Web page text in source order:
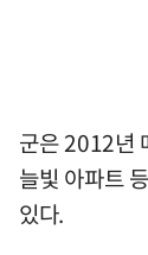
군은 2012년
늘빛 아파트
있다.